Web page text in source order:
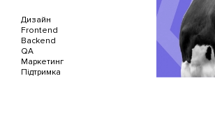
Дизайн
Frontend
Backend
QA
Маркетинг
Підтримка